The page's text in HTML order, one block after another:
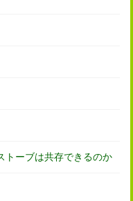
トーブは共存できるのか